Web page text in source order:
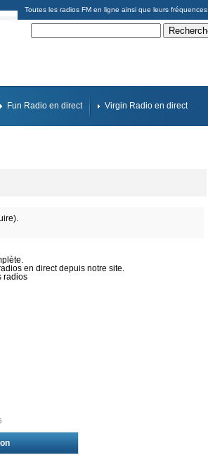
Toutes les radios FM en ligne ainsi que leurs fréquences
Fun Radio en direct Virgin Radio en direct
en direct depuis notre site.
radios